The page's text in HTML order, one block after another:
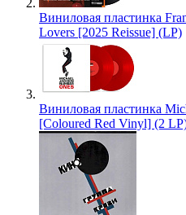
Виниловая пластинка
Lovers [2025 Reissue] (LP)
Виниловая пластинка
[Coloured Red Vinyl] (2